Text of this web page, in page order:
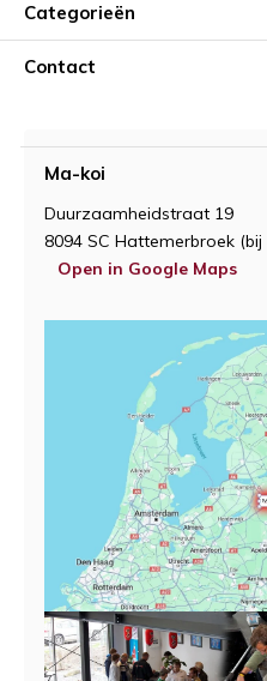
Categorieën
Contact
Ma-koi
Duurzaamheidstraat 19
8094 SC Hattemerbroek (bij
Open in Google Maps